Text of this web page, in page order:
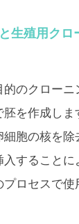
生殖用クロ
のクローニ
を作成しま
細胞の核を
すること
ロセスで